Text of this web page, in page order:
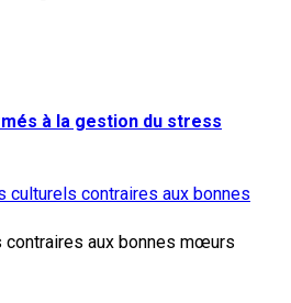
à la gestion du stress
culturels contraires aux bonnes